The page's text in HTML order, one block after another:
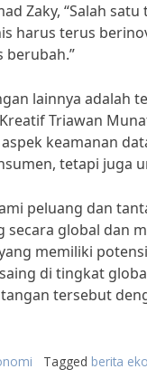
Zaky, “Salah
harus terus
berubah.”
lainnya adalah
Triawan
keamanan
tetapi juga
peluang dan
secara global dan
memiliki
di tingkat
tersebut
Tagged berita